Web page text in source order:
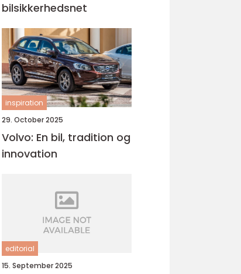
bilsikkerhedsnet
inspiration
29. October 2025
Volvo: En bil, tradition og
innovation
editorial
15. September 2025